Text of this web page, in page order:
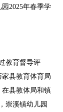
2025年春季学
教育督导评
县教育体育局
在县教体局和镇
崇溪镇幼儿园